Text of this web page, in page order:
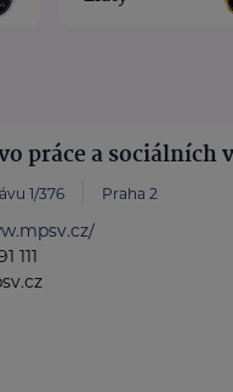
práce a sociálních
1/376 Praha 2
111